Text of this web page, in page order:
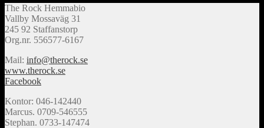
The Rock Hemmabio
Vallby Mossaväg 31
245 92 Staffanstorp
Org.nr. 556577-6167
Mail: info@therock.se
www.therock.se
Facebook
Kontor: 046-142440
Marcus. 0709-546555
Stephan. 0733-147474